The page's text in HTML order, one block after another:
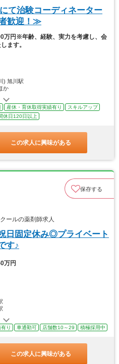
て治験コーディネーター
歓迎！≫
万円※年齢、経験、実力を考慮し、会
ます。
) 旭川駅
か
産休・育休取得実績有り
スキルアップ
休日120日以上
この求人に興味がある
保存する
ールの薬剤師求人
日固定休み◎プライベート
す♪
万円
り 車通勤可 店舗数10～29 積極採用中
この求人に興味がある